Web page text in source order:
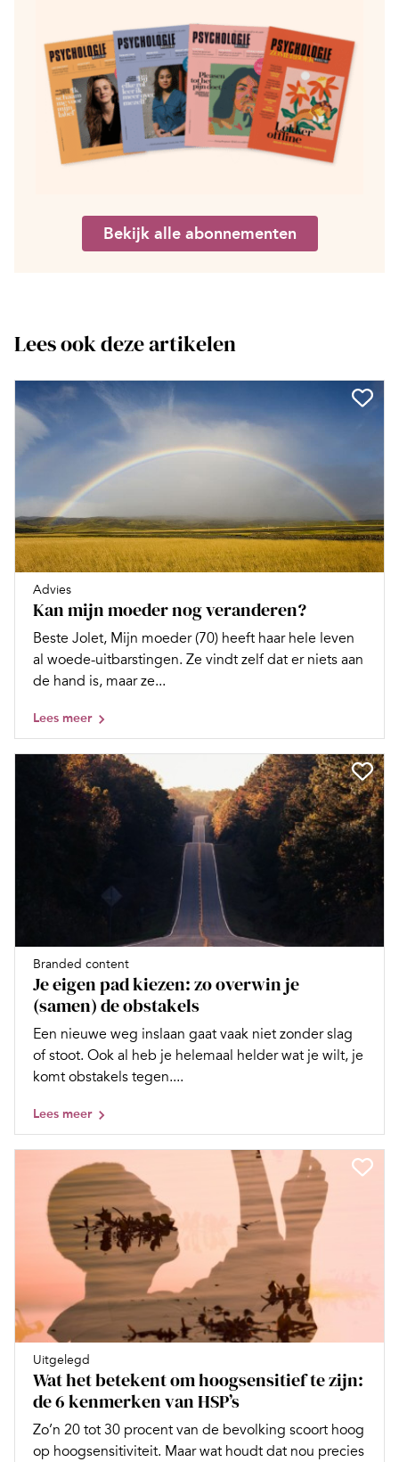
Bekijk alle abonnementen
Lees ook deze artikelen
Advies
Kan mijn moeder nog veranderen?
Beste Jolet, Mijn moeder (70) heeft haar hele leven
al woede-uitbarstingen. Ze vindt zelf dat er niets aan
de hand is, maar ze...
Lees meer
Branded content
Je eigen pad kiezen: zo overwin je
(samen) de obstakels
Een nieuwe weg inslaan gaat vaak niet zonder slag
of stoot. Ook al heb je helemaal helder wat je wilt, je
komt obstakels tegen....
Lees meer
Uitgelegd
Wat het betekent om hoogsensitief te zijn:
de 6 kenmerken van HSP’s
Zo’n 20 tot 30 procent van de bevolking scoort hoog
op hoogsensitiviteit. Maar wat houdt dat nou precies